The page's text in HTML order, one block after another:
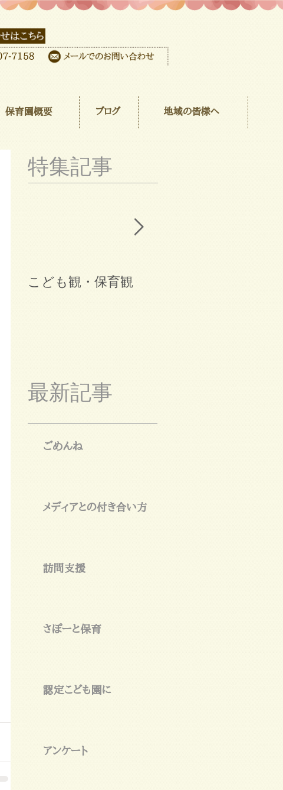
保育園概要 ブログ 地域の皆様へ
特集記事
こども観・保育観
最新記事
ごめんね
メディアとの付き合い方
訪問支援
さぽーと保育
認定こども園に
アンケート